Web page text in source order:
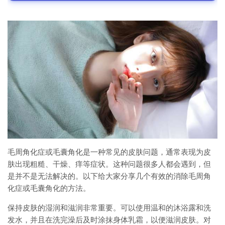
毛周角化症或毛囊角化是一种常见的皮肤问题，通常表现为皮
肤出现粗糙、干燥、痒等症状。这种问题很多人都会遇到，但
是并不是无法解决的。以下给大家分享几个有效的消除毛周角
化症或毛囊角化的方法。
保持皮肤的湿润和滋润非常重要。可以使用温和的沐浴露和洗
发水，并且在洗完澡后及时涂抹身体乳霜，以便滋润皮肤。对